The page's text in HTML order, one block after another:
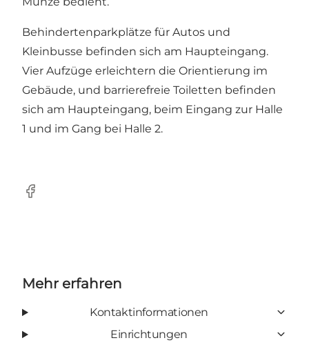
Behindertenparkplätze für Autos und
Kleinbusse befinden sich am Haupteingang.
Vier Aufzüge erleichtern die Orientierung im
Gebäude, und barrierefreie Toiletten befinden
sich am Haupteingang, beim Eingang zur Halle
1 und im Gang bei Halle 2.
Facebook
Mehr erfahren
Kontaktinformationen
Einrichtungen